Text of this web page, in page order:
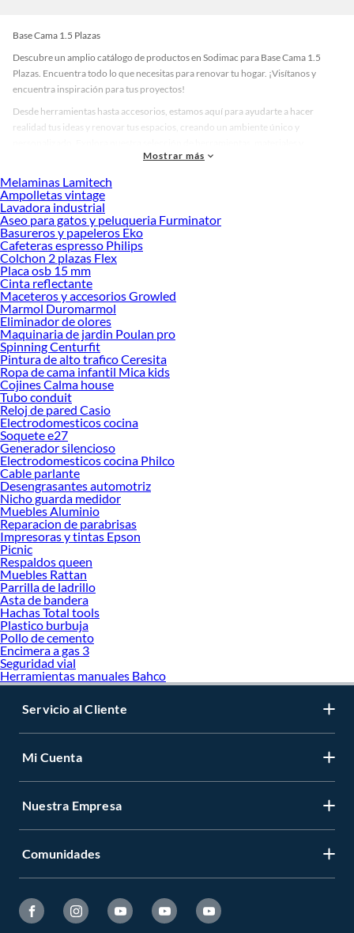
Base Cama 1.5 Plazas
Descubre un amplio catálogo de productos en Sodimac para Base Cama 1.5
Plazas. Encuentra todo lo que necesitas para renovar tu hogar. ¡Visítanos y
encuentra inspiración para tus proyectos!
Desde herramientas hasta accesorios, estamos aquí para ayudarte a hacer
realidad tus ideas y renovar tus espacios, creando un ambiente único y
accesorios de calidad que te ayudarán a crear un espacio más tú.
Desde remodelaciones hasta proyectos de decoración, estamos aquí para hacer
tus ideas realidad. ¡Visítanos y encuentra todo lo que tenemos para ofrecerte en
Base Cama 1.5 Plazas!
Explora la variedad de productos de Base Cama 1.5 Plazas en Sodimac
Herramientas, materiales y accesorios de calidad para tus proyectos y
renovación de espacios. ¡Visítanos y descubre todo lo que tenemos para
ofrecerte!
Encuentra una amplia variedad de productos de Base Cama 1.5 Plazas en
Sodimac. Encuentra todo lo necesario para tus proyectos de renovación y
decoración. ¡Visítanos y haz tus ideas realidad!
Mostrar más
Melaminas Lamitech
Ampolletas vintage
Lavadora industrial
Aseo para gatos y peluqueria Furminator
Basureros y papeleros Eko
Cafeteras espresso Philips
Colchon 2 plazas Flex
Placa osb 15 mm
Cinta reflectante
Maceteros y accesorios Growled
Marmol Duromarmol
Eliminador de olores
Maquinaria de jardin Poulan pro
Spinning Centurfit
Pintura de alto trafico Ceresita
Ropa de cama infantil Mica kids
Cojines Calma house
Tubo conduit
Reloj de pared Casio
Electrodomesticos cocina
Soquete e27
Generador silencioso
Electrodomesticos cocina Philco
Cable parlante
Desengrasantes automotriz
Nicho guarda medidor
Muebles Aluminio
Reparacion de parabrisas
Impresoras y tintas Epson
Picnic
Respaldos queen
Muebles Rattan
Parrilla de ladrillo
Asta de bandera
Hachas Total tools
Plastico burbuja
Pollo de cemento
Encimera a gas 3
Seguridad vial
Herramientas manuales Bahco
Servicio al Cliente
Mi Cuenta
Nuestra Empresa
Comunidades